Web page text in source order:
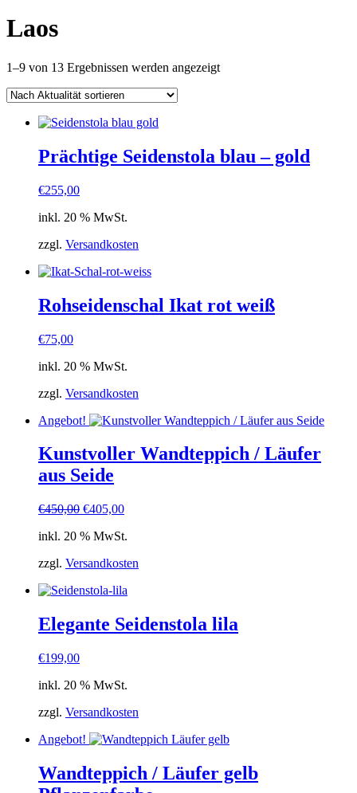
Laos
1–9 von 13 Ergebnissen werden angezeigtNach
Prächtige Seidenstola blau – gold
€255,00
inkl. 20 % MwSt.
zzgl. Versandkosten
Rohseidenschal Ikat rot weiß
€75,00
inkl. 20 % MwSt.
zzgl. Versandkosten
Angebot!
Kunstvoller Wandteppich / Läufer
aus Seide
€450,00 Ursprünglicher
war:
€405,00Aktueller
ist:
inkl. 20 % MwSt.
zzgl. Versandkosten
Elegante Seidenstola lila
€199,00
inkl. 20 % MwSt.
zzgl. Versandkosten
Angebot!
Wandteppich / Läufer gelb